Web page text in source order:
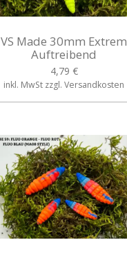
VS Made 30mm Extrem
Auftreibend
4,79 €
inkl. MwSt zzgl. Versandkosten